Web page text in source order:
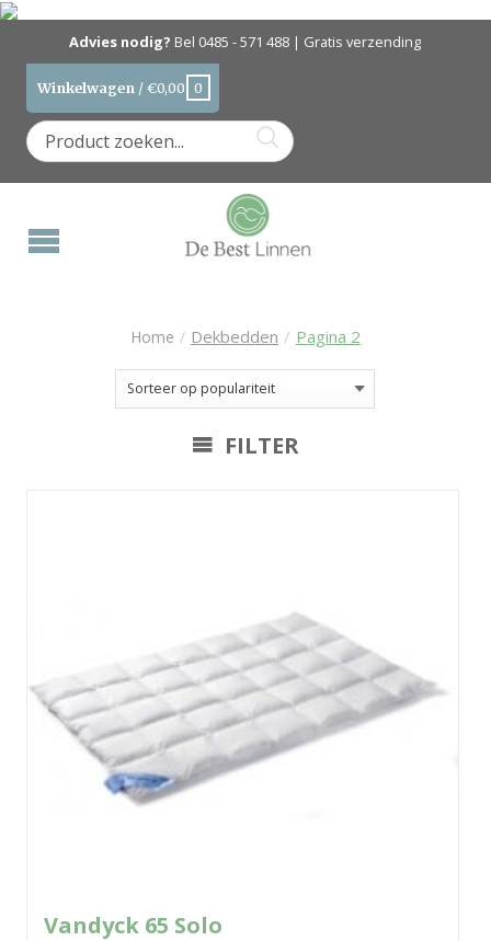
Advies nodig? Bel 0485 - 571 488 | Gratis verzending
Winkelwagen /€0,00 0
Home / Dekbedden / Pagina 2
FILTER
Vandyck 65 Solo